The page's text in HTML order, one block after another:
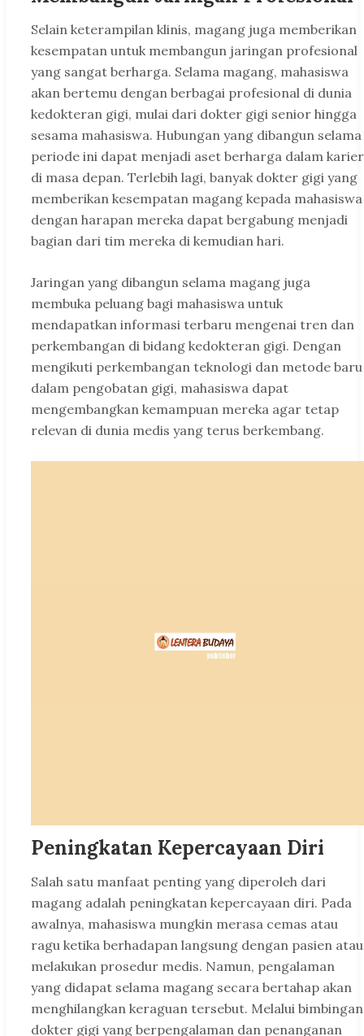
Selain keterampilan klinis, magang juga memberikan
kesempatan untuk membangun jaringan profesional
yang sangat berharga. Selama magang, mahasiswa
akan bertemu dengan berbagai profesional di dunia
kedokteran gigi, mulai dari dokter gigi senior hingga
sesama mahasiswa. Hubungan yang dibangun selama
periode ini dapat menjadi aset berharga dalam karier
di masa depan. Terlebih lagi, banyak dokter gigi yang
memberikan kesempatan magang kepada mahasiswa
dengan harapan mereka dapat bergabung menjadi
bagian dari tim mereka di kemudian hari.
Jaringan yang dibangun selama magang juga
membuka peluang bagi mahasiswa untuk
mendapatkan informasi terbaru mengenai tren dan
perkembangan di bidang kedokteran gigi. Dengan
mengikuti perkembangan teknologi dan metode baru
dalam pengobatan gigi, mahasiswa dapat
mengembangkan kemampuan mereka agar tetap
relevan di dunia medis yang terus berkembang.
Peningkatan Kepercayaan Diri
Salah satu manfaat penting yang diperoleh dari
magang adalah peningkatan kepercayaan diri. Pada
awalnya, mahasiswa mungkin merasa cemas atau
ragu ketika berhadapan langsung dengan pasien atau
melakukan prosedur medis. Namun, pengalaman
yang didapat selama magang secara bertahap akan
menghilangkan keraguan tersebut. Melalui bimbingan
dokter gigi yang berpengalaman dan penanganan